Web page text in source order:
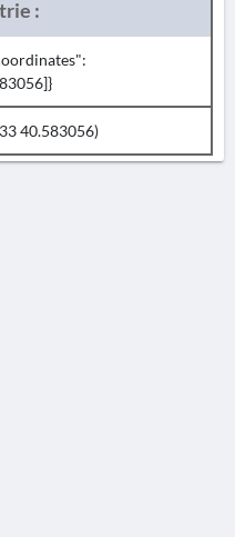
:
40.583056)